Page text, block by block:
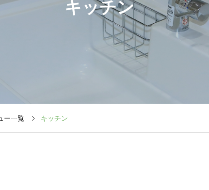
キッチン
ー一覧 キッチン